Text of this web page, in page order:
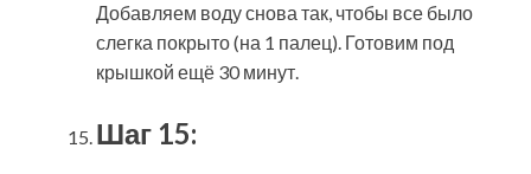
Добавляем воду снова так, чтобы все было
слегка покрыто (на 1 палец). Готовим под
крышкой ещё 30 минут.
Шаг 15: